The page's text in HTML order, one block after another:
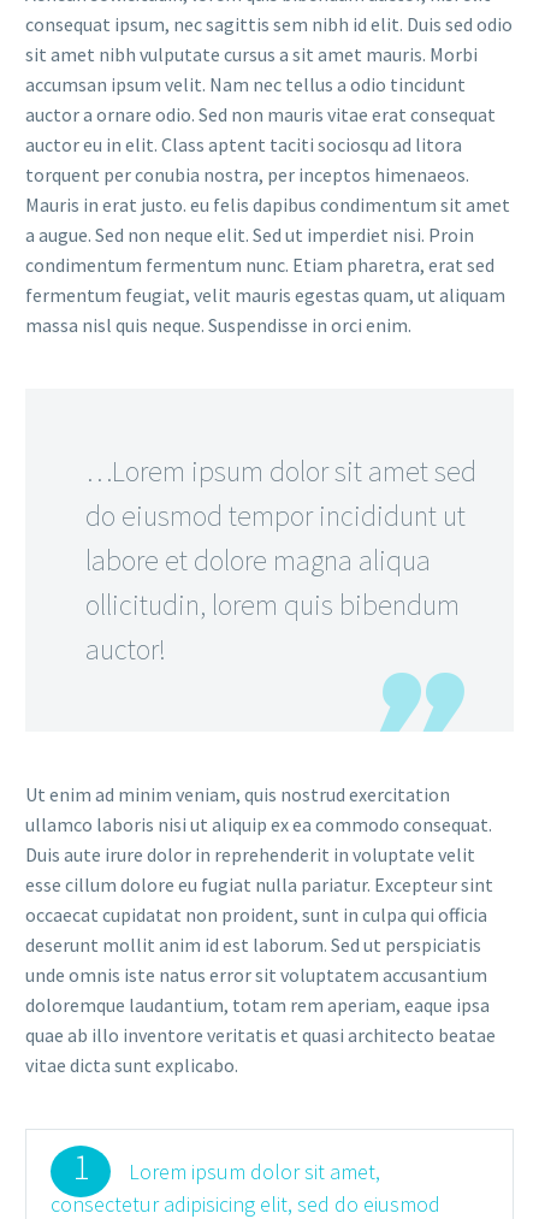
consequat ipsum, nec sagittis sem nibh id elit. Duis sed odio
sit amet nibh vulputate cursus a sit amet mauris. Morbi
accumsan ipsum velit. Nam nec tellus a odio tincidunt
auctor a ornare odio. Sed non mauris vitae erat consequat
auctor eu in elit. Class aptent taciti sociosqu ad litora
torquent per conubia nostra, per inceptos himenaeos.
Mauris in erat justo. eu felis dapibus condimentum sit amet
a augue. Sed non neque elit. Sed ut imperdiet nisi. Proin
condimentum fermentum nunc. Etiam pharetra, erat sed
fermentum feugiat, velit mauris egestas quam, ut aliquam
massa nisl quis neque. Suspendisse in orci enim.
…Lorem ipsum dolor sit amet sed
do eiusmod tempor incididunt ut
labore et dolore magna aliqua
ollicitudin, lorem quis bibendum
auctor!
Ut enim ad minim veniam, quis nostrud exercitation
ullamco laboris nisi ut aliquip ex ea commodo consequat.
Duis aute irure dolor in reprehenderit in voluptate velit
esse cillum dolore eu fugiat nulla pariatur. Excepteur sint
occaecat cupidatat non proident, sunt in culpa qui officia
deserunt mollit anim id est laborum. Sed ut perspiciatis
unde omnis iste natus error sit voluptatem accusantium
doloremque laudantium, totam rem aperiam, eaque ipsa
quae ab illo inventore veritatis et quasi architecto beatae
vitae dicta sunt explicabo.
1
Lorem ipsum dolor sit amet,
consectetur adipisicing elit, sed do eiusmod